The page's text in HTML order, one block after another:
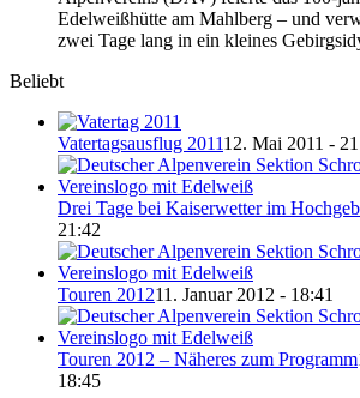
Edelweißhütte am Mahlberg – und
zwei Tage lang in ein kleines
Beliebt
Vatertagsausflug 201112. Mai 2011 -
Drei Tage bei Kaiserwetter im
21:42
Touren 201211. Januar 2012 - 18:41
Touren 2012 – Näheres zum Programm
18:45